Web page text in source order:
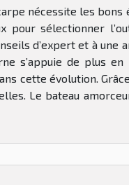
nécessite les bons
sélectionner
d’expert et à
s’appuie de plus
cette évolution.
Le bateau